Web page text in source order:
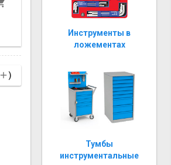
)
Инструменты в
ложементах
Тумбы
инструментальные